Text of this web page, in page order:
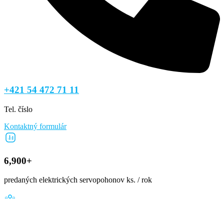
+421 54 472 71 11
Tel. číslo
Kontaktný formulár
6,900+
predaných elektrických servopohonov ks. / rok